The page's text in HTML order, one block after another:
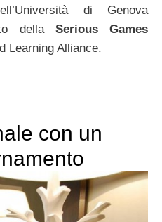
di Genova
della Serious Games
Learning Alliance.
con un